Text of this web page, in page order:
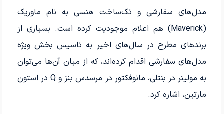
مدل‌های سفارشی و تک‌ساخت هنسی به نام ماوریک
(Maverick) هم اعلام موجودیت کرده است. بسیاری از
برندهای مطرح در سال‌های اخیر به تاسیس بخش ویژه
مدل‌های سفارشی اقدام کرده‌اند، که از میان آن‌ها می‌توان
به مولینر در بنتلی، مانوفکتور در مرسدس بنز و Q در استون
مارتین، اشاره کرد.